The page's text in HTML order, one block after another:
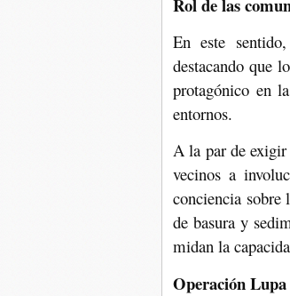
Rol de las
En este
destacando que
protagónico en
entornos.
A la par de exigir
vecinos a
conciencia sobre
de basura y
midan la
Operación Lupa